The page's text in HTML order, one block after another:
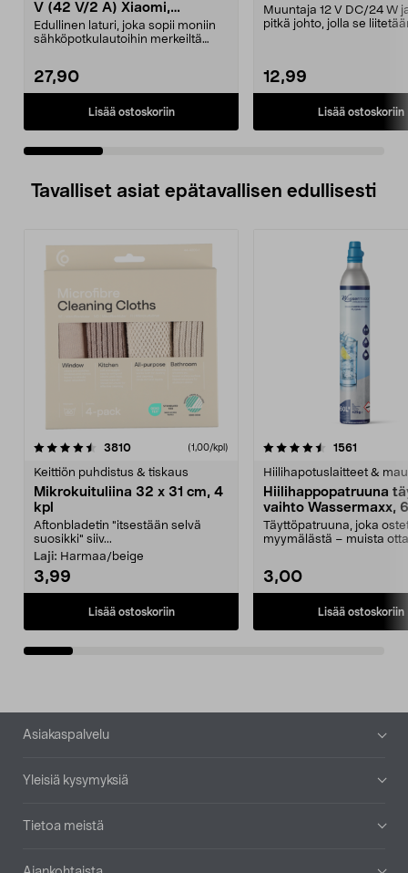
V (42 V/2 A) Xiaomi,
Ninebot, E-Way ym.
Edullinen laturi, joka sopii moniin
sähköpotkulautoihin merkeiltä
27,90
Lisää ostoskoriin
Muuntaja 12 V DC/24 W
pitkä johto, jolla se
12,99
Lisää ostoskoriin
Tavalliset asiat epätavallisen edullisesti
3810arvostelut (1,00/kpl)
Keittiön puhdistus & tiskaus
Mikrokuituliina 32 x 31 cm, 4
kpl
Aftonbladetin "itsestään selvä
suosikki" siiv...
Laji: Harmaa/beige
3,99
Lisää ostoskoriin
4.5viidestä
1561
Hiilihapotuslaitteet &
Hiilihappopatruuna
vaihto Wassermaxx,
Täyttöpatruuna, joka
myymälästä – muista
3,00
Lisää ostoskoriin
4.5viidestä
Alatunniste
Asiakaspalvelu
Yleisiä kysymyksiä
Tietoa meistä